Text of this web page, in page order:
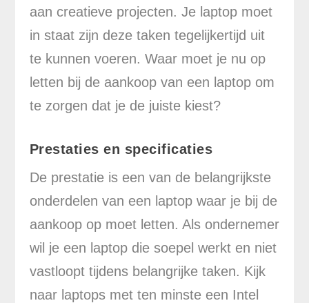
aan creatieve projecten. Je laptop moet
in staat zijn deze taken tegelijkertijd uit
te kunnen voeren. Waar moet je nu op
letten bij de aankoop van een laptop om
te zorgen dat je de juiste kiest?
Prestaties en specificaties
De prestatie is een van de belangrijkste
onderdelen van een laptop waar je bij de
aankoop op moet letten. Als ondernemer
wil je een laptop die soepel werkt en niet
vastloopt tijdens belangrijke taken. Kijk
naar laptops met ten minste een Intel